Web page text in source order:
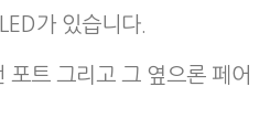
가 있습니다.
포트 그리고 그 옆으론 페어